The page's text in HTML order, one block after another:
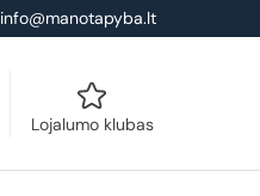
info@manotapyba.lt
Lojalumo klubas